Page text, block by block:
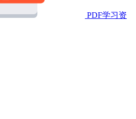
PDF学习资